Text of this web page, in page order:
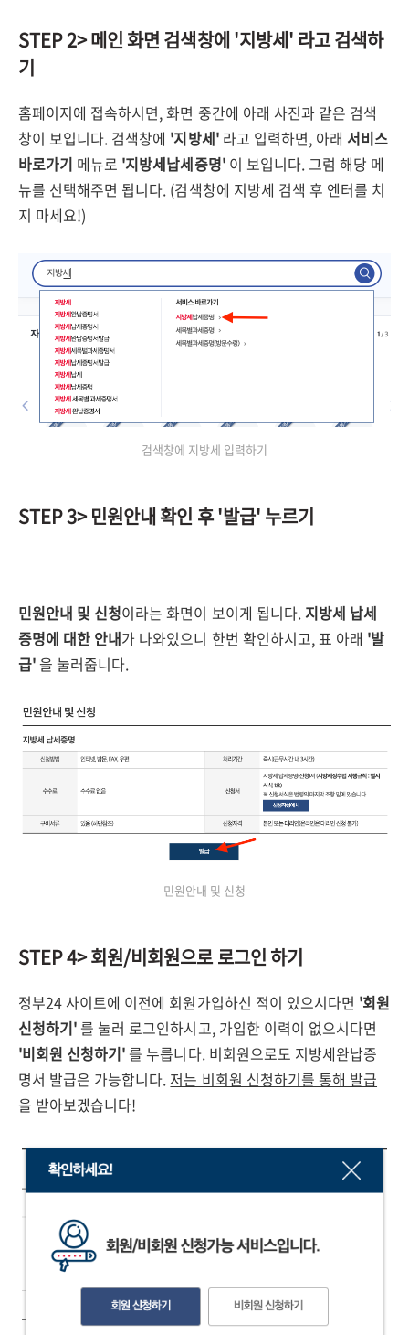
STEP 2> 메인 화면 검색창에 '지방세' 라고 검색하
기
홈페이지에 접속하시면, 화면 중간에 아래 사진과 같은 검색
창이 보입니다. 검색창에 '지방세'라고 입력하면, 아래 서비스
바로가기 메뉴로 '지방세납세증명'이 보입니다. 그럼 해당 메
뉴를 선택해주면 됩니다. (검색창에 지방세 검색 후 엔터를 치
지 마세요!)
검색창에 지방세 입력하기
STEP 3> 민원안내 확인 후 '발급' 누르기
민원안내 및 신청이라는 화면이 보이게 됩니다. 지방세 납세
증명에 대한 안내가 나와있으니 한번 확인하시고, 표 아래 '발
급'을 눌러줍니다.
민원안내 및 신청
STEP 4> 회원/비회원으로 로그인 하기
정부24 사이트에 이전에 회원가입하신 적이 있으시다면 '회원
신청하기' 를 눌러 로그인하시고, 가입한 이력이 없으시다면
'비회원 신청하기' 를 누릅니다. 비회원으로도 지방세완납증
명서 발급은 가능합니다. 저는 비회원 신청하기를 통해 발급
을 받아보겠습니다!